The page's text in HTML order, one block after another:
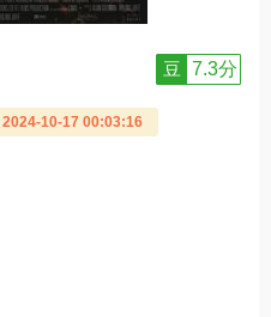
豆 7.3分
2024-10-17 00:03:16